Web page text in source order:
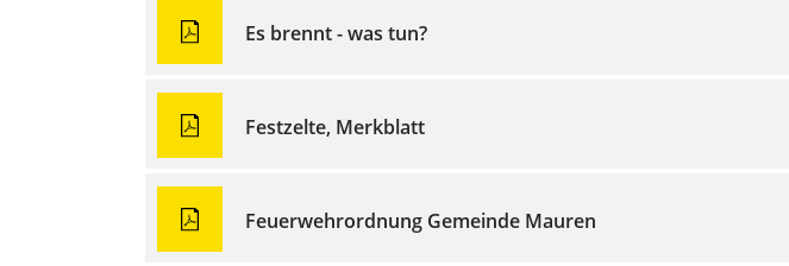
Es brennt - was tun?
Festzelte, Merkblatt
Feuerwehrordnung Gemeinde Mauren